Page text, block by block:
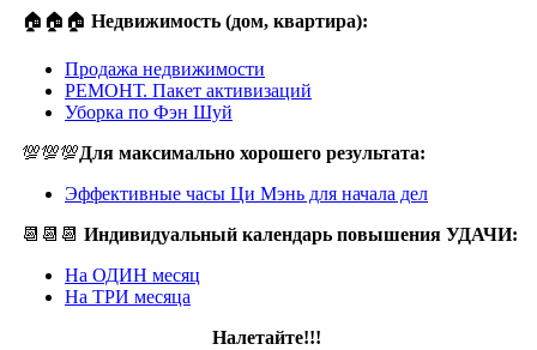
🏠🏠🏠 Недвижимость (дом, квартира):
Продажа недвижимости
РЕМОНТ. Пакет активизаций
Уборка по Фэн Шуй
💯💯💯Для максимально хорошего результата:
Эффективные часы Ци Мэнь для начала дел
📆📆📆 Индивидуальный календарь повышения УДАЧИ:
На ОДИН месяц
На ТРИ месяца
Налетайте!!!